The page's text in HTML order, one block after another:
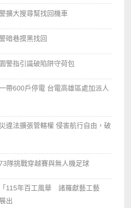
擴大搜尋幫找回機車
暗巷摸黑找回
警指引識破陷阱守荷包
帶600戶停電 台電高雄區處加派人
違法擴張管轄權 侵害航行自由，破
隊挑戰穿越賽與無人機足球
115年百工風華 諸羅獻藝工藝
出